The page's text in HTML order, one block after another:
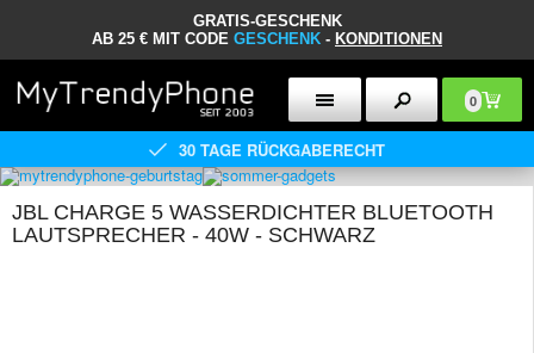
GRATIS-GESCHENK
AB 25 € MIT CODE GESCHENK - KONDITIONEN
0
30 TAGE RÜCKGABERECHT
JBL CHARGE 5 WASSERDICHTER BLUETOOTH
LAUTSPRECHER - 40W - SCHWARZ